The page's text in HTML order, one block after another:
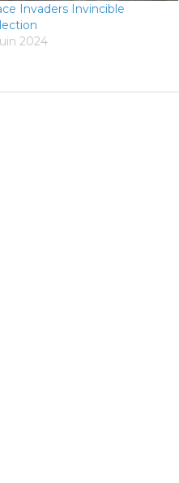
Invaders Invincible
2024